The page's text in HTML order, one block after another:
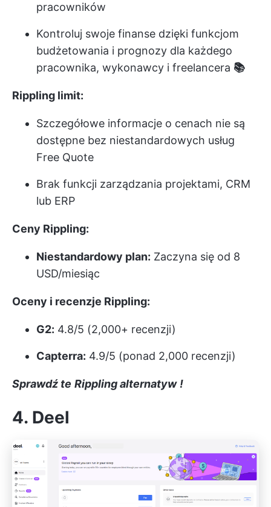
pracowników
Kontroluj swoje finanse dzięki funkcjom
budżetowania i prognozy dla każdego
pracownika, wykonawcy i freelancera 📚
Rippling limit:
Szczegółowe informacje o cenach nie są
dostępne bez niestandardowych usług
Free Quote
Brak funkcji zarządzania projektami, CRM
lub ERP
Ceny Rippling:
Niestandardowy plan: Zaczyna się od 8
USD/miesiąc
Oceny i recenzje Rippling:
G2: 4.8/5 (2,000+ recenzji)
Capterra: 4.9/5 (ponad 2,000 recenzji)
Sprawdź te Rippling alternatyw !
4. Deel